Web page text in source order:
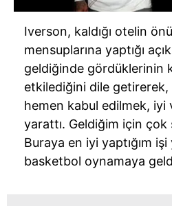
Iverson, kaldığı otelin
mensuplarına yaptığı
geldiğinde gördüklerinin
etkilediğini dile getirerek,
hemen kabul edilmek, iyi
yarattı. Geldiğim için çok
Buraya en iyi yaptığım
basketbol oynamaya